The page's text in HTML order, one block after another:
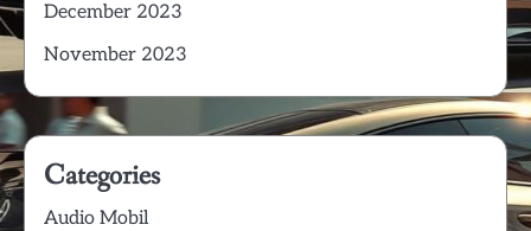
December 2023
November 2023
Categories
Audio Mobil